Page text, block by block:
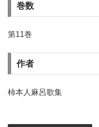
巻数
第11巻
作者
柿本人麻呂歌集